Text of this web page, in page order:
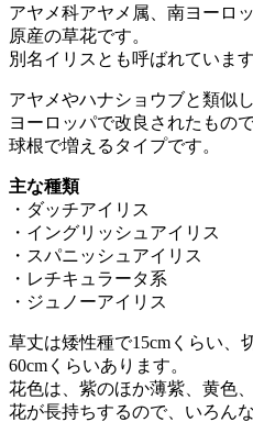
アヤメ科アヤメ属、南ヨーロ
原産の草花です。
別名イリスとも呼ばれています
アヤメやハナショウブと類似し
ヨーロッパで改良されたもので
球根で増えるタイプです。
主な種類
・ダッチアイリス
・イングリッシュアイリス
・スパニッシュアイリス
・レチキュラータ系
・ジュノーアイリス
草丈は矮性種で15cmくらい、
60cmくらいあります。
花色は、紫のほか薄紫、黄色
花が長持ちするので、いろん